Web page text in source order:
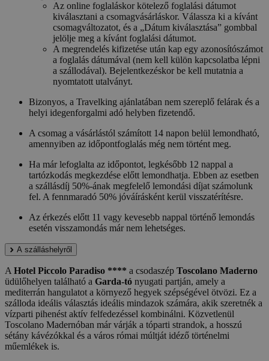
Az online foglaláskor kötelező foglalási dátumot
kiválasztani a csomagvásárláskor. Válassza ki a kívánt
csomagváltozatot, és a „Dátum kiválasztása” gombbal
jelölje meg a kívánt foglalási dátumot.
A megrendelés kifizetése után kap egy azonosítószámot
a foglalás dátumával (nem kell külön kapcsolatba lépni
a szállodával). Bejelentkezéskor be kell mutatnia a
nyomtatott utalványt.
Bizonyos, a Travelking ajánlatában nem szereplő felárak és a
helyi idegenforgalmi adó helyben fizetendő.
A csomag a vásárlástól számított 14 napon belül lemondható,
amennyiben az időpontfoglalás még nem történt meg.
Ha már lefoglalta az időpontot, legkésőbb 12 nappal a
tartózkodás megkezdése előtt lemondhatja. Ebben az esetben
a szállásdíj 50%-ának megfelelő lemondási díjat számolunk
fel. A fennmaradó 50% jóváírásként kerül visszatérítésre.
Az érkezés előtt 11 vagy kevesebb nappal történő lemondás
esetén visszamondás már nem lehetséges.
A szálláshelyről
A Hotel Piccolo Paradiso **** a csodaszép Toscolano Maderno
üdülőhelyen található a Garda-tó nyugati partján, amely a
mediterrán hangulatot a környező hegyek szépségével ötvözi. Ez a
szálloda ideális választás ideális mindazok számára, akik szeretnék a
vízparti pihenést aktív felfedezéssel kombinálni. Közvetlenül
Toscolano Madernóban már várják a tóparti strandok, a hosszú
sétány kávézókkal és a város római múltját idéző történelmi
műemlékek is.